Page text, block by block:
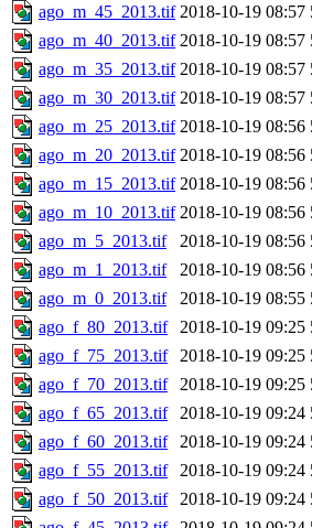
ago_m_45_2013.tif 2018-10-19 08:57
ago_m_40_2013.tif 2018-10-19 08:57
ago_m_35_2013.tif 2018-10-19 08:57
ago_m_30_2013.tif 2018-10-19 08:57
ago_m_25_2013.tif 2018-10-19 08:56
ago_m_20_2013.tif 2018-10-19 08:56
ago_m_15_2013.tif 2018-10-19 08:56
ago_m_10_2013.tif 2018-10-19 08:56
ago_m_5_2013.tif
2018-10-19 08:56
ago_m_1_2013.tif
2018-10-19 08:56
ago_m_0_2013.tif
2018-10-19 08:55
ago_f_80_2013.tif
2018-10-19 09:25
ago_f_75_2013.tif
2018-10-19 09:25
ago_f_70_2013.tif
2018-10-19 09:25
ago_f_65_2013.tif
2018-10-19 09:24
ago_f_60_2013.tif
2018-10-19 09:24
ago_f_55_2013.tif
2018-10-19 09:24
ago_f_50_2013.tif
2018-10-19 09:24